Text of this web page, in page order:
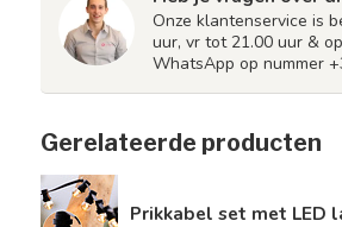
Onze klantenservice is
uur, vr tot 21.00 uur &
WhatsApp op nummer
Gerelateerde producten
Prikkabel set met LED